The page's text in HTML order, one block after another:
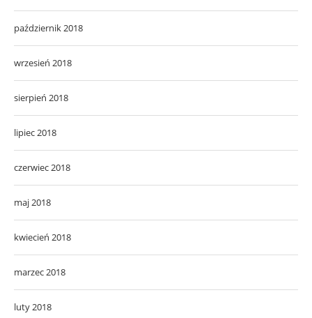
październik 2018
wrzesień 2018
sierpień 2018
lipiec 2018
czerwiec 2018
maj 2018
kwiecień 2018
marzec 2018
luty 2018